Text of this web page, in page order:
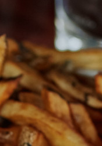
COMMANDER
EN ÉPICERIE BOUTIQUE
NOUS JOINDRE